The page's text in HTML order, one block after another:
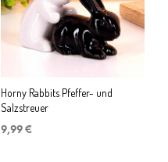
Horny Rabbits Pfeffer- und
Salzstreuer
9,99 €